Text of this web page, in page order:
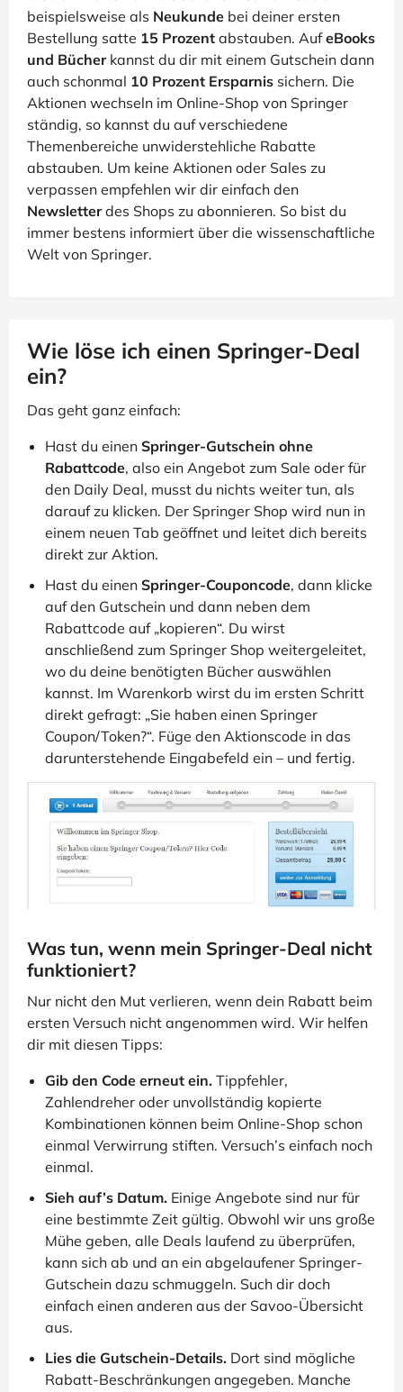
beispielsweise als Neukunde bei deiner ersten
Bestellung satte 15 Prozent abstauben. AufeBooks
und Bücherkannst du dir mit einem Gutschein dann
auch schonmal 10 Prozent Ersparnis sichern. Die
Aktionen wechseln im Online-Shop von Springer
ständig, so kannst du auf verschiedene
Themenbereiche unwiderstehliche Rabatte
abstauben. Um keine Aktionen oder Sales zu
verpassen empfehlen wir dir einfach den
Newsletterdes Shops zu abonnieren. So bist du
immer bestens informiert über die wissenschaftliche
Welt von Springer.
Wie löse ich einen Springer-Deal
ein?
Das geht ganz einfach:
Hast du einen Springer-Gutschein ohne
Rabattcode, also ein Angebot zum Sale oder für
den Daily Deal, musst du nichts weiter tun, als
darauf zu klicken. Der Springer Shop wird nun in
einem neuen Tab geöffnet und leitet dich bereits
direkt zur Aktion.
Hast du einen Springer-Couponcode, dann klicke
auf den Gutschein und dann neben dem
Rabattcode auf „kopieren“. Du wirst
anschließend zum Springer Shop weitergeleitet,
wo du deine benötigten Bücher auswählen
kannst. Im Warenkorb wirst du im ersten Schritt
direkt gefragt: „Sie haben einen Springer
Coupon/Token?“. Füge den Aktionscode in das
darunterstehende Eingabefeld ein – und fertig.
Was tun, wenn mein Springer-Deal nicht
funktioniert?
Nur nicht den Mut verlieren, wenn dein Rabatt beim
ersten Versuch nicht angenommen wird. Wir helfen
dir mit diesen Tipps:
Gib den Code erneut ein. Tippfehler,
Zahlendreher oder unvollständig kopierte
Kombinationen können beim Online-Shop schon
einmal Verwirrung stiften. Versuch’s einfach noch
einmal.
Sieh auf’s Datum. Einige Angebote sind nur für
eine bestimmte Zeit gültig. Obwohl wir uns große
Mühe geben, alle Deals laufend zu überprüfen,
kann sich ab und an ein abgelaufener Springer-
Gutschein dazu schmuggeln. Such dir doch
einfach einen anderen aus der Savoo-Übersicht
aus.
Lies die Gutschein-Details. Dort sind mögliche
Rabatt-Beschränkungen angegeben. Manche